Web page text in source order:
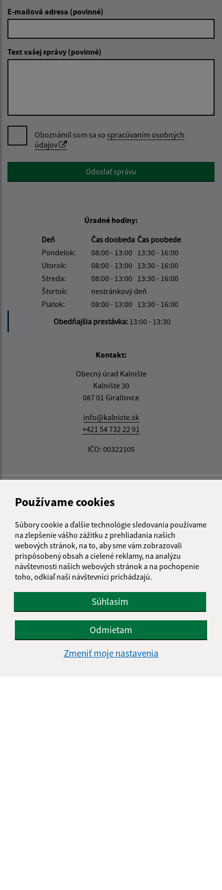
Používame cookies
Súbory cookie a ďalšie technológie sledovania používame
na zlepšenie vášho zážitku z prehliadania našich
webových stránok, na to, aby sme vám zobrazovali
prispôsobený obsah a cielené reklamy, na analýzu
návštevnosti našich webových stránok a na pochopenie
toho, odkiaľ naši návštevníci prichádzajú.
Súhlasím
Odmietam
Zmeniť moje nastavenia
E-mailová adresa (povinné)
Text vašej správy (povinné)
Oboznámil som sa so spracúvaním osobných
údajov
Google reCaptcha ResponseOdoslať správu
Úradné hodiny:
Deň
Čas doobeda Čas poobede
Pondelok:
08:00 - 13:00 13:30 - 16:00
Utorok:
08:00 - 13:00 13:30 - 16:00
Streda:
08:00 - 13:00 13:30 - 16:00
Štvrtok:
nestránkový deň
Piatok:
08:00 - 13:00 13:30 - 16:00
Obedňajšia prestávka: 13:00 - 13:30
Kontakt:
Obecný úrad Kalnište
Kalnište 30
087 01 Giraltovce
info@kalniste.sk
+421 54 732 22 91
IČO: 00322105
Informácie o stránke:
Vyhlásenie o prístupnosti